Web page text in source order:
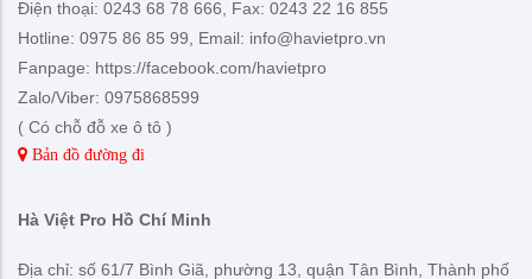
Hà Việt Pro Hà Nội
Điện thoại: 0243 68 78 666, Fax: 0243 22 16 855
Hotline: 0975 86 85 99, Email: info@havietpro.vn